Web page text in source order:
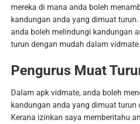
mereka di mana anda boleh
kandungan anda yang dimuat
anda boleh melindungi kandungan
turun dengan mudah dalam vidmate.
Pengurus Muat
Dalam apk vidmate, anda boleh
kandungan anda yang dimuat turun
Kerana izinkan saya memberitahu